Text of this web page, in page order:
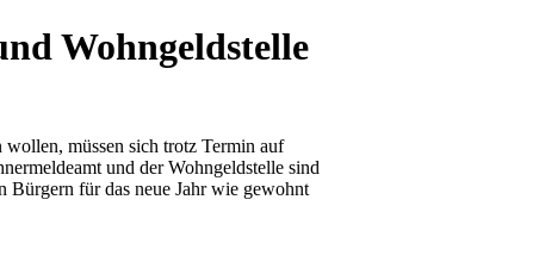
Wohngeldstelle
müssen sich trotz Termin auf
und der Wohngeldstelle sind
für das neue Jahr wie gewohnt